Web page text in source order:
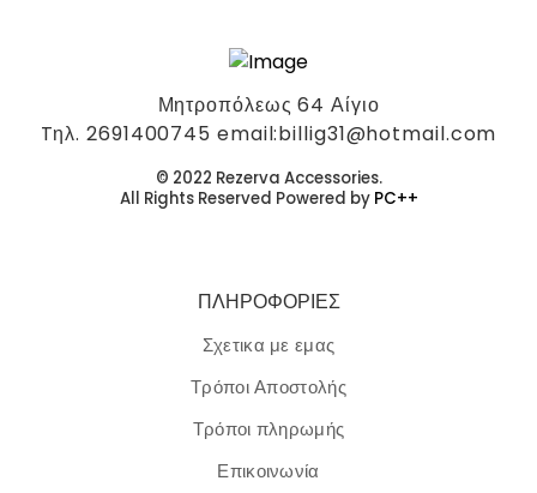
Μητροπόλεως 64 Αίγιο
Tηλ. 2691400745 email:billig31@hotmail.com
© 2022 Rezerva Accessories.
All Rights Reserved Powered by PC++
ΠΛΗΡΟΦΟΡΙΕΣ
Σχετικα με εμας
Τρόποι Αποστολής
Τρόποι πληρωμής
Επικοινωνία